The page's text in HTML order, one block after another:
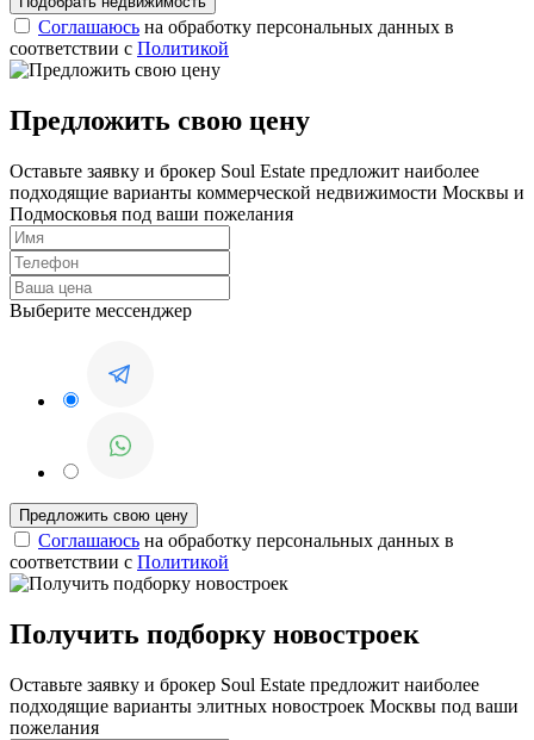
Соглашаюсь на обработку персональных данных в
соответствии с Политикой
Предложить свою цену
Оставьте заявку и брокер Soul Estate предложит наиболее
подходящие варианты коммерческой недвижимости Москвы и
Подмосковья под ваши пожелания
Выберите мессенджер
Соглашаюсь на обработку персональных данных в
соответствии с Политикой
Получить подборку новостроек
Оставьте заявку и брокер Soul Estate предложит наиболее
подходящие варианты элитных новостроек Москвы под ваши
пожелания